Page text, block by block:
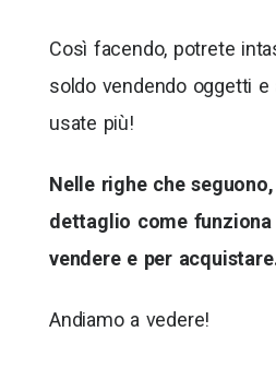
Così facendo, potrete
soldo vendendo oggetti
usate più!
Nelle righe che
dettaglio come
vendere e per
Andiamo a vedere!